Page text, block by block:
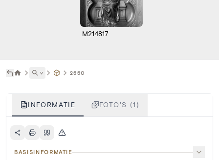
M214817
˅ 2550
INFORMATIE FOTO'S (1)
BASISINFORMATIE